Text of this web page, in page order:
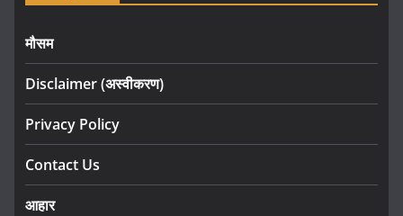
मौसम
Disclaimer (अस्वीकरण)
Privacy Policy
Contact Us
आहार